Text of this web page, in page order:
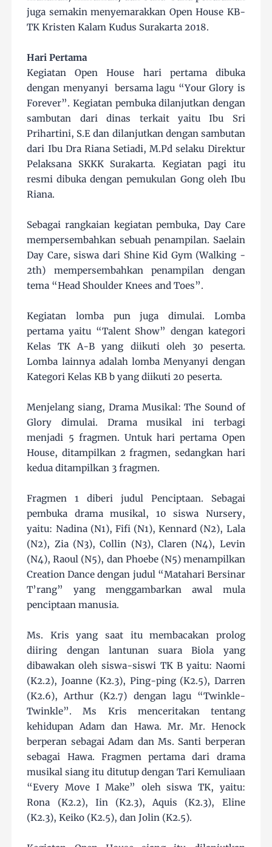
juga semakin menyemarakkan Open House KB-
TK Kristen Kalam Kudus Surakarta 2018.
Hari Pertama
Kegiatan Open House hari pertama dibuka
dengan menyanyi bersama lagu “Your Glory is
Forever”. Kegiatan pembuka dilanjutkan dengan
sambutan dari dinas terkait yaitu Ibu Sri
Prihartini, S.E dan dilanjutkan dengan sambutan
dari Ibu Dra Riana Setiadi, M.Pd selaku Direktur
Pelaksana SKKK Surakarta. Kegiatan pagi itu
resmi dibuka dengan pemukulan Gong oleh Ibu
Riana.
Sebagai rangkaian kegiatan pembuka, Day Care
mempersembahkan sebuah penampilan. Saelain
Day Care, siswa dari Shine Kid Gym (Walking -
2th) mempersembahkan penampilan dengan
tema “Head Shoulder Knees and Toes”.
Kegiatan lomba pun juga dimulai. Lomba
pertama yaitu “Talent Show” dengan kategori
Kelas TK A-B yang diikuti oleh 30 peserta.
Lomba lainnya adalah lomba Menyanyi dengan
Kategori Kelas KB b yang diikuti 20 peserta.
Menjelang siang, Drama Musikal: The Sound of
Glory dimulai. Drama musikal ini terbagi
menjadi 5 fragmen. Untuk hari pertama Open
House, ditampilkan 2 fragmen, sedangkan hari
kedua ditampilkan 3 fragmen.
Fragmen 1 diberi judul Penciptaan. Sebagai
pembuka drama musikal, 10 siswa Nursery,
yaitu: Nadina (N1), Fifi (N1), Kennard (N2), Lala
(N2), Zia (N3), Collin (N3), Claren (N4), Levin
(N4), Raoul (N5), dan Phoebe (N5) menampilkan
Creation Dance dengan judul “Matahari Bersinar
T’rang” yang menggambarkan awal mula
penciptaan manusia.
Ms. Kris yang saat itu membacakan prolog
diiring dengan lantunan suara Biola yang
dibawakan oleh siswa-siswi TK B yaitu: Naomi
(K2.2), Joanne (K2.3), Ping-ping (K2.5), Darren
(K2.6), Arthur (K2.7) dengan lagu “Twinkle-
Twinkle”. Ms Kris menceritakan tentang
kehidupan Adam dan Hawa. Mr. Mr. Henock
berperan sebagai Adam dan Ms. Santi berperan
sebagai Hawa. Fragmen pertama dari drama
musikal siang itu ditutup dengan Tari Kemuliaan
“Every Move I Make” oleh siswa TK, yaitu:
Rona (K2.2), Iin (K2.3), Aquis (K2.3), Eline
(K2.3), Keiko (K2.5), dan Jolin (K2.5).